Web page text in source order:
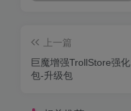
上一篇
巨魔增强TrollStore强化
包-升级包